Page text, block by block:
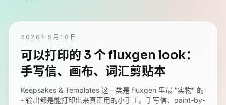
2026年5月10日
可以打印的 3 个 fluxgen look：
手写信、画布、词汇剪贴本
Keepsakes & Templates 这一类是 fluxgen 里最 "实物" 的
- 输出都是能打印出来真正用的小手工。手写信、paint-by-